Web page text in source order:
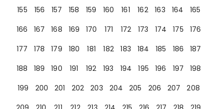
155
156 157 158 159 160 161 162 163 164
165
166
167 168 169 170 171 172 173 174 175
176
177
178 179 180 181 182 183 184 185 186
187
188
189 190 191 192 193 194 195 196 197
198
199
200 201 202 203 204 205 206 207
208